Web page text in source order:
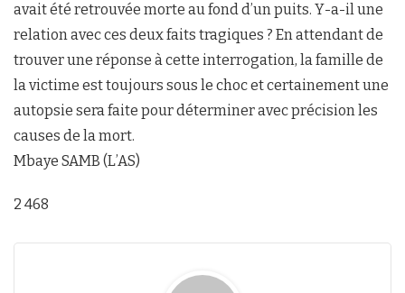
avait été retrouvée morte au fond d’un puits. Y-a-il une
relation avec ces deux faits tragiques ? En attendant de
trouver une réponse à cette interrogation, la famille de
la victime est toujours sous le choc et certainement une
autopsie sera faite pour déterminer avec précision les
causes de la mort.
Mbaye SAMB (L’AS)
2 468